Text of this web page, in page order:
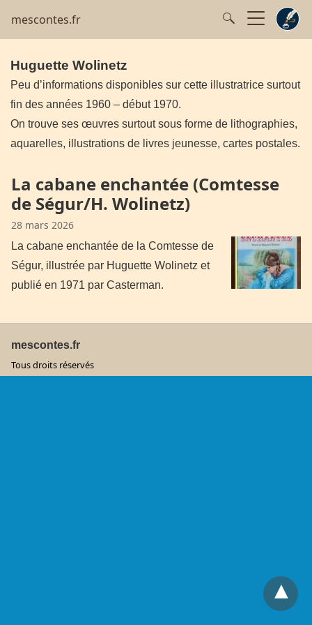
mescontes.fr
Huguette Wolinetz
Peu d’informations disponibles sur cette illustratrice surtout
fin des années 1960 – début 1970.
On trouve ses œuvres surtout sous forme de lithographies,
aquarelles, illustrations de livres jeunesse, cartes postales.
La cabane enchantée (Comtesse
de Ségur/H. Wolinetz)
28 mars 2026
La cabane enchantée de la Comtesse de
Ségur, illustrée par Huguette Wolinetz et
publié en 1971 par Casterman.
mescontes.fr
Tous droits réservés